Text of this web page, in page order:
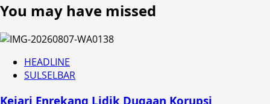
You may have missed
HEADLINE
SULSELBAR
Kejari Enrekang Lidik Dugaan Korupsi